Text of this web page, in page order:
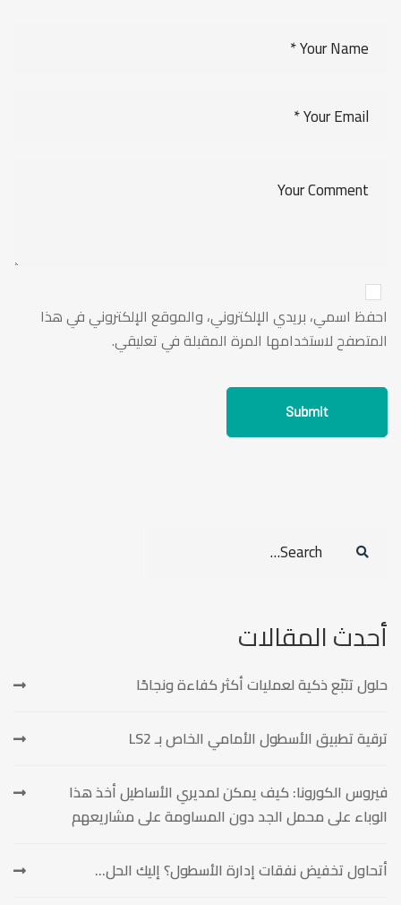
احفظ اسمي، بريدي الإلكتروني، والموقع الإلكتروني في هذا
المتصفح لاستخدامها المرة المقبلة في تعليقي.
Search
أحدث المقالات
حلول تتبّع ذكية لعمليات أكثر كفاءة ونجاحًا
ترقية تطبيق الأسطول الأمامي الخاص بـ LS2
فيروس الكورونا: كيف يمكن لمديري الأساطيل أخذ هذا
الوباء على محمل الجد دون المساومة على مشاريعهم
أتحاول تخفيض نفقات إدارة الأسطول؟ إليك الحل…